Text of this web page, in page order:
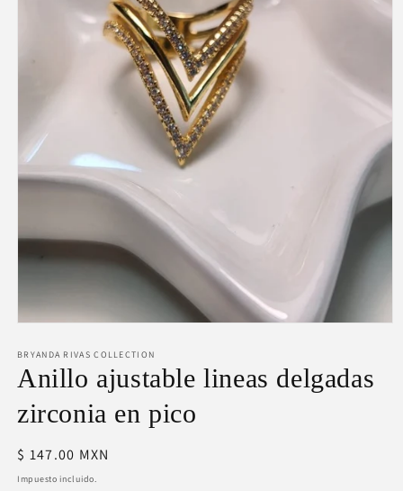
multimedia
en
ventana
modal
BRYANDA RIVAS COLLECTION
Anillo ajustable lineas delgadas
zirconia en pico
Precio
habitual
$ 147.00 MXN
Impuesto incluido.